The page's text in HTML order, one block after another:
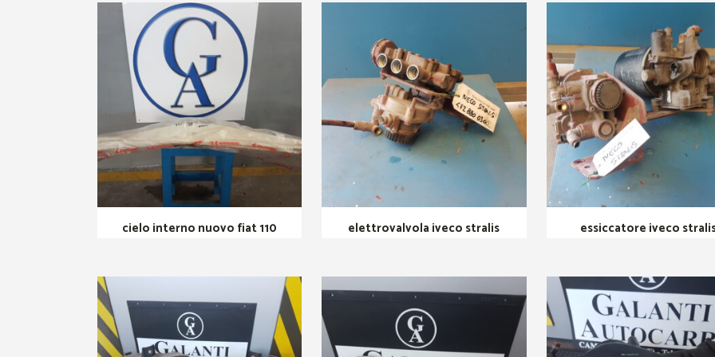
cielo interno nuovo fiat 110 elettrovalvola iveco stralis essiccatore iveco